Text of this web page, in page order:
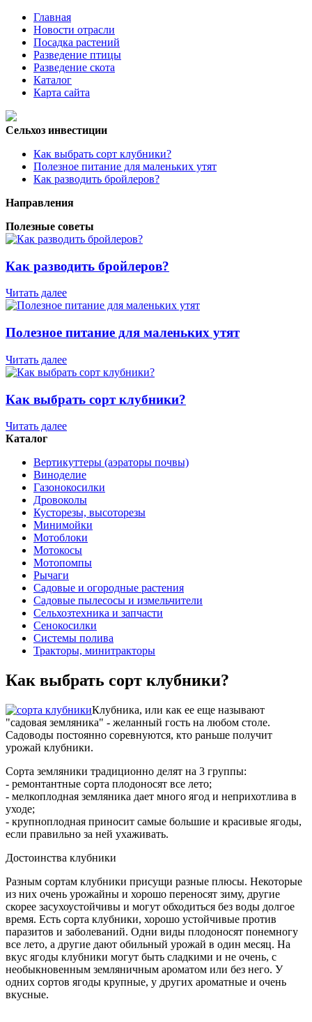
Главная
Новости отрасли
Посадка растений
Разведение птицы
Разведение скота
Каталог
Карта сайта
Сельхоз инвестиции
Как выбрать сорт клубники?
Полезное питание для маленьких утят
Как разводить бройлеров?
Направления
Полезные советы
Как разводить бройлеров?
Читать далее
Полезное питание для маленьких утят
Читать далее
Как выбрать сорт клубники?
Читать далее
Каталог
Вертикуттеры (аэраторы почвы)
Виноделие
Газонокосилки
Дровоколы
Кусторезы, высоторезы
Минимойки
Мотоблоки
Мотокосы
Мотопомпы
Рычаги
Садовые и огородные растения
Садовые пылесосы и измельчители
Сельхозтехника и запчасти
Сенокосилки
Системы полива
Тракторы, минитракторы
Как выбрать сорт клубники?
Клубника, или как ее еще называют
"садовая земляника" - желанный гость на любом столе.
Садоводы постоянно соревнуются, кто раньше получит
урожай клубники.
Сорта земляники традиционно делят на 3 группы:
- ремонтантные сорта плодоносят все лето;
- мелкоплодная земляника дает много ягод и неприхотлива в
уходе;
- крупноплодная приносит самые большие и красивые ягоды,
если правильно за ней ухаживать.
Достоинства клубники
Разным сортам клубники присущи разные плюсы. Некоторые
из них очень урожайны и хорошо переносят зиму, другие
скорее засухоустойчивы и могут обходиться без воды долгое
время. Есть сорта клубники, хорошо устойчивые против
паразитов и заболеваний. Одни виды плодоносят понемногу
все лето, а другие дают обильный урожай в один месяц. На
вкус ягоды клубники могут быть сладкими и не очень, с
необыкновенным земляничным ароматом или без него. У
одних сортов ягоды крупные, у других ароматные и очень
вкусные.